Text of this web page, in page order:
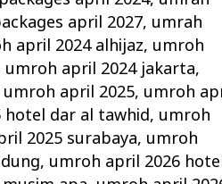
april 2027, umrah
april 2024 alhijaz, umroh
umroh april 2024 jakarta,
umroh april 2025, umroh
hotel dar al tawhid, umroh
2025 surabaya, umroh
, umroh april 2026